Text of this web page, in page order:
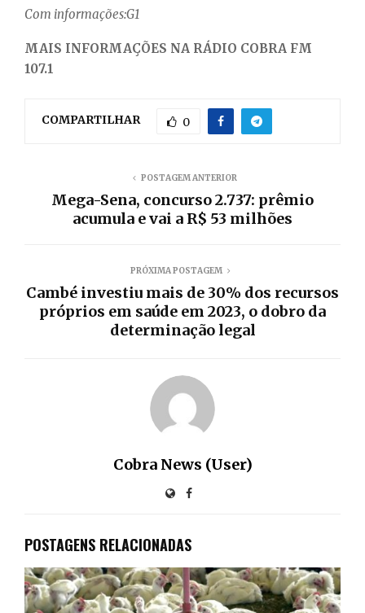
Com informações:G1
MAIS INFORMAÇÕES NA RÁDIO COBRA FM
107.1
COMPARTILHAR 0
POSTAGEM ANTERIOR
Mega-Sena, concurso 2.737: prêmio
acumula e vai a R$ 53 milhões
PRÓXIMA POSTAGEM
Cambé investiu mais de 30% dos recursos
próprios em saúde em 2023, o dobro da
determinação legal
Cobra News (User)
POSTAGENS RELACIONADAS